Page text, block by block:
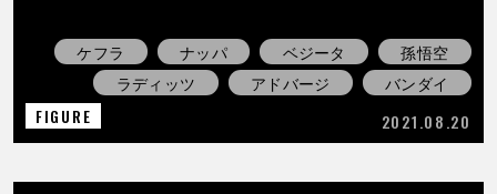
ケフラ ナッパ ベジータ
孫悟空
ラディッツ
アドバージ
バンダイ
FIGURE
2021.08.20